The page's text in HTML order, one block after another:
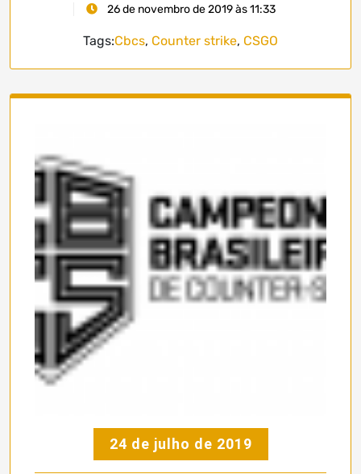
26 de novembro de 2019 às 11:33
Tags:Cbcs, Counter strike, CSGO
24 de julho de 2019